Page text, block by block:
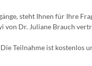
steht Ihnen für Ihre
von Dr. Juliane Brauch
Teilnahme ist kostenlos